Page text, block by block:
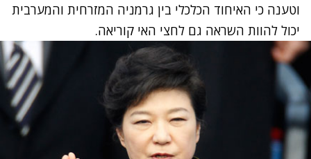
וטענה כי האיחוד הכלכלי בין גרמניה המזרחית והמערבית
יכול להוות השראה גם לחצי האי קוריאה.